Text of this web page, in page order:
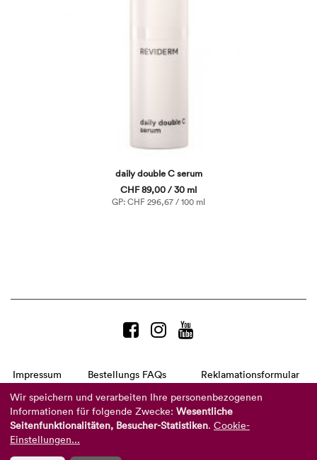
daily double C serum
CHF 89,00 / 30 ml
GP: CHF 296,67 / 100 ml
Impressum Bestellungs FAQs
Reklamationsformular
AGB
Datenschutzerklärung
Barrierefreiheitserklärung
Telefon:+49 8104 8873-310
(Mo-Do: 9-16 Uhr und Fr: 9-14 Uhr)
Wir speichern und verarbeiten Ihre personenbezogenen
Informationen für folgende Zwecke: Wesentliche
Seitenfunktionalitäten, Besucher-Statistiken. Cookie-
Einstellungen...